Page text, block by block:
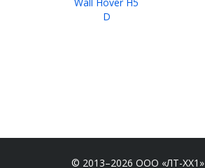
© 2013–2026 ООО «ЛТ-ХХ1»